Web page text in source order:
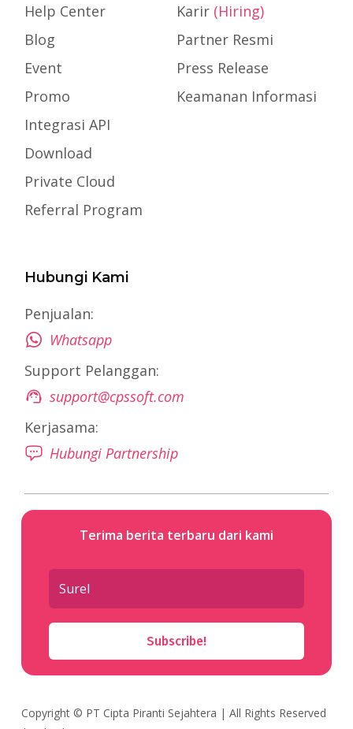
Help Center
Blog
Event
Promo
Integrasi API
Download
Private Cloud
Referral Program
Karir (Hiring)
Partner Resmi
Press Release
Keamanan Informasi
Hubungi Kami
Penjualan:
Whatsapp
Support Pelanggan:
support@cpssoft.com
Kerjasama:
Hubungi Partnership
Terima berita terbaru dari kami
Subscribe!
Copyright © PT Cipta Piranti Sejahtera | All Rights Reserved